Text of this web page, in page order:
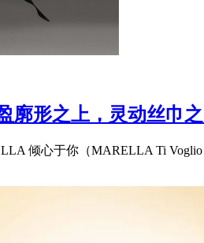
形之上，灵动丝巾之
倾心于你（MARELLA Ti